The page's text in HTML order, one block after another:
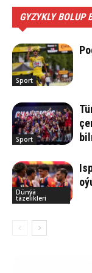
GYZYKLY BOLUP
Sport
Sport
Dünýä
täzelikleri